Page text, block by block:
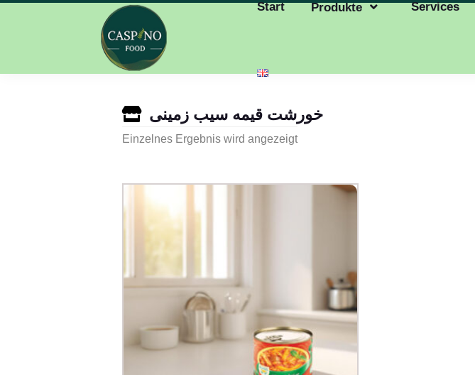
Start Produkte Services
خورشت قیمه سیب زمینی
Einzelnes Ergebnis wird angezeigt